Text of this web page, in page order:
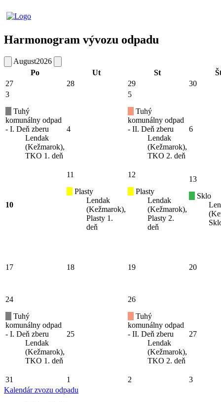
Harmonogram vývozu odpadu
August2026
Po
Ut St
27
28 29
30
3
Tuhý
komunálny odpad
- I. Deň zberu
Lendak
(Kežmarok),
TKO 1. deň
4
5
Tuhý
komunálny odpad
- II. Deň zberu
Lendak
(Kežmarok),
TKO 2. deň
6
10
11
Plasty
Lendak
(Kežmarok),
Plasty 1.
deň
12
Plasty
Lendak
(Kežmarok),
Plasty 2.
deň
13
Sklo
17 18 19 20
24
Tuhý
komunálny odpad
- I. Deň zberu
Lendak
(Kežmarok),
TKO 1. deň
25
26
Tuhý
komunálny odpad
- II. Deň zberu
Lendak
(Kežmarok),
TKO 2. deň
27
31 1 2
3
Kalendár zvozu odpadu